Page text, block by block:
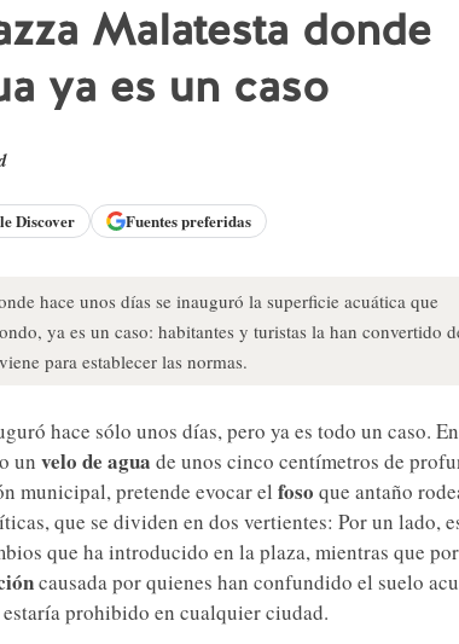
Malatesta donde
ya es un caso
Discover Fuentes preferidas
hace unos días se inauguró la superficie acuática que
ya es un caso: habitantes y turistas la han convertido
para establecer las normas.
hace sólo unos días, pero ya es todo un caso. En
un velo de agua de unos cinco centímetros de
municipal, pretende evocar el foso que antaño
que se dividen en dos vertientes: Por un lado,
que ha introducido en la plaza, mientras que
causada por quienes han confundido el suelo
prohibido en cualquier ciudad.